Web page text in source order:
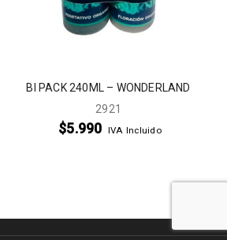
BI PACK 240ML – WONDERLAND
2921
$5.990 IVA Incluido